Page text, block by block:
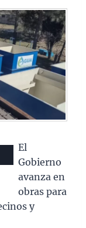
El
Gobierno
avanza en
obras para
y